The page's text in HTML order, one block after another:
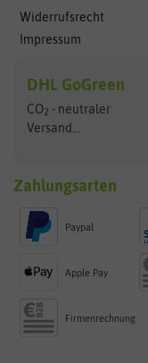
Widerrufsrecht
Impressum
DHL GoGreen
CO2 - neutraler
Versand...
Zahlungsarten
Paypal
Apple Pay
Firmenrechnung